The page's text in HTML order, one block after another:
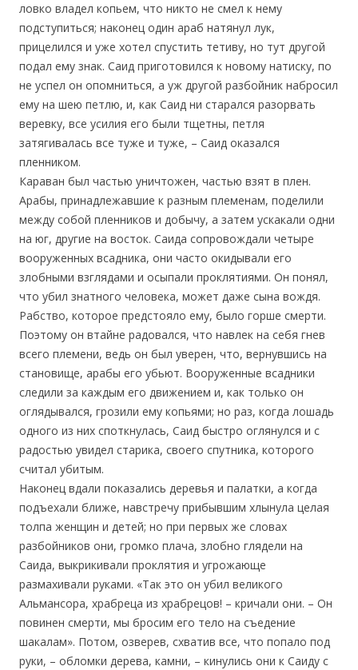
ловко владел копьем, что никто не смел к нему
подступиться; наконец один араб натянул лук,
прицелился и уже хотел спустить тетиву, но тут другой
подал ему знак. Саид приготовился к новому натиску, по
не успел он опомниться, а уж другой разбойник набросил
ему на шею петлю, и, как Саид ни старался разорвать
веревку, все усилия его были тщетны, петля
затягивалась все туже и туже, – Саид оказался
пленником.
Караван был частью уничтожен, частью взят в плен.
Арабы, принадлежавшие к разным племенам, поделили
между собой пленников и добычу, а затем ускакали одни
на юг, другие на восток. Саида сопровождали четыре
вооруженных всадника, они часто окидывали его
злобными взглядами и осыпали проклятиями. Он понял,
что убил знатного человека, может даже сына вождя.
Рабство, которое предстояло ему, было горше смерти.
Поэтому он втайне радовался, что навлек на себя гнев
всего племени, ведь он был уверен, что, вернувшись на
становище, арабы его убьют. Вооруженные всадники
следили за каждым его движением и, как только он
оглядывался, грозили ему копьями; но раз, когда лошадь
одного из них споткнулась, Саид быстро оглянулся и с
радостью увидел старика, своего спутника, которого
считал убитым.
Наконец вдали показались деревья и палатки, а когда
подъехали ближе, навстречу прибывшим хлынула целая
толпа женщин и детей; но при первых же словах
разбойников они, громко плача, злобно глядели на
Саида, выкрикивали проклятия и угрожающе
размахивали руками. «Так это он убил великого
Альмансора, храбреца из храбрецов! – кричали они. – Он
повинен смерти, мы бросим его тело на съедение
шакалам». Потом, озверев, схватив все, что попало под
руки, – обломки дерева, камни, – кинулись они к Саиду с